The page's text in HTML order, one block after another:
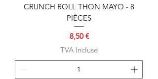
CRUNCH ROLL THON MAYO - 8
PIÈCES
Prix
8,50 €
TVA Incluse